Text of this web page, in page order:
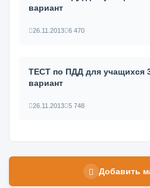
вариант
26.11.2013 6 470
ТЕСТ по ПДД для учащихся
вариант
26.11.2013 5 748
Добавить